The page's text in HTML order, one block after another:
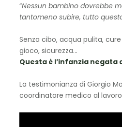
“Nessun bambino dovrebbe
tantomeno subire, tutto
Senza cibo, acqua pulita,
gioco, sicurezza…
Questa è l’infanzia negata
La testimonianza di Giorgio
coordinatore medico al